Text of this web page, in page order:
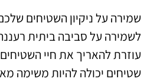
שמירה על ניקיון השטיחים
לשמירה על סביבה ביתית
עוזרת להאריך את חיי
שטיחים יכולה להיות משימה